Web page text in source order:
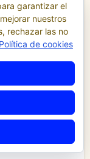
garantizar el
nuestros
rechazar las no
Política de cookies